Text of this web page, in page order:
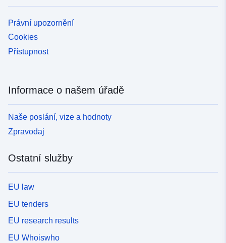
Právní upozornění
Cookies
Přístupnost
Informace o našem úřadě
Naše poslání, vize a hodnoty
Zpravodaj
Ostatní služby
EU law
EU tenders
EU research results
EU Whoiswho